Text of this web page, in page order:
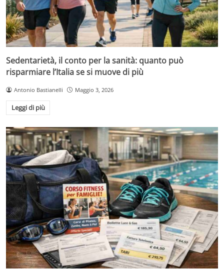
Sedentarietà, il conto per la sanità: quanto può
risparmiare l’Italia se si muove di più
Antonio Bastianelli Maggio 3, 2026
Leggi di più